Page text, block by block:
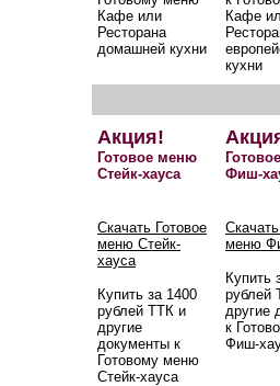
Кафе или
Ресторана
домашней кухни
Кафе
кухни
Акция!
Готовое меню
Стейк-хауса
Фиш-
Скачать Готовое
меню Стейк-
хауса
Купить за 1400
рублей ТТК и
другие
документы к
Готовому меню
Стейк-хауса
меню
Купить
рублей
другие
к
Фиш-